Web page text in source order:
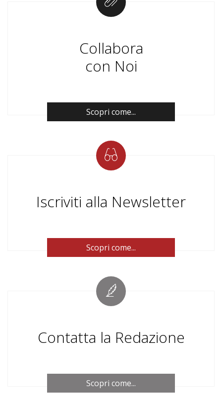
Collabora
con Noi
Scopri come...
Iscriviti alla Newsletter
Scopri come...
Contatta la Redazione
Scopri come...